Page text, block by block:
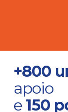
+800
apoio
e150